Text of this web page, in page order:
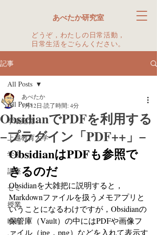
どうぞ，わたしの日常活動，
日常生活をごらんください。
あべたか研究室
記事
All Posts
学級経営
上越教育大学
学会
講座
ゼミ
授業
映画
All Posts
ObsidianでPDFを利用する
−プラグイン「PDF++」−
あべたか
1月12日 読了時間: 4分
ObsidianはPDFも参照で
きるのだ
Obsidianを大雑把に説明すると，
Markdownファイルを扱うメモアプリと
いうことになるわけですが，Obsidianの
保管庫（Vault）の中にはPDFや画像フ
ァイル（jpg，png）などを入れて表示す